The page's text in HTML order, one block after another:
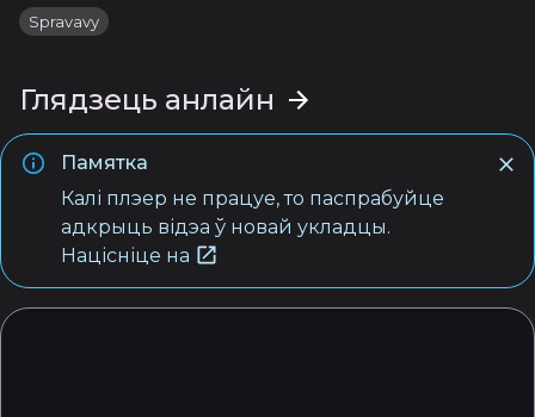
Spravavy
Глядзець анлайн
Памятка
Калі плэер не працуе, то паспрабуйце
адкрыць відэа ў новай укладцы.
Націсніце на